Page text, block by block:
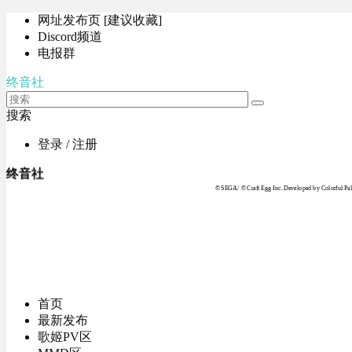
网址发布页 [建议收藏]
Discord频道
电报群
终音社
搜索
登录 / 注册
终音社
© SEGA / © Craft Egg Inc. Developed by Colorful
首页
最新发布
歌姬PV区